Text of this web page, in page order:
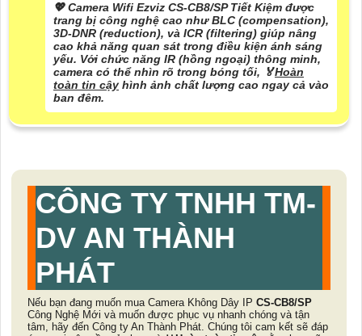
💖 Camera Wifi Ezviz CS-CB8/SP Tiết Kiệm được
trang bị công nghệ cao như BLC (compensation),
3D-DNR (reduction), và ICR (filtering) giúp nâng
cao khả năng quan sát trong điều kiện ánh sáng
yếu. Với chức năng IR (hồng ngoại) thông minh,
camera có thể nhìn rõ trong bóng tối, ️🏅️Hoàn
toàn tin cậy hình ảnh chất lượng cao ngay cả vào
ban đêm.
CÔNG TY TNHH TM-
DV AN THÀNH
PHÁT
Nếu bạn đang muốn mua Camera Không Dây IP CS-CB8/SP
Công Nghệ Mới và muốn được phục vụ nhanh chóng và tận
tâm, hãy đến Công ty An Thành Phát. Chúng tôi cam kết sẽ đáp